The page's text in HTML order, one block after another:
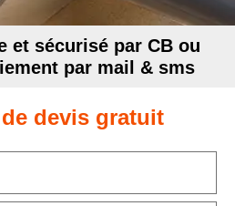
et sécurisé par CB ou
par mail & sms
devis gratuit